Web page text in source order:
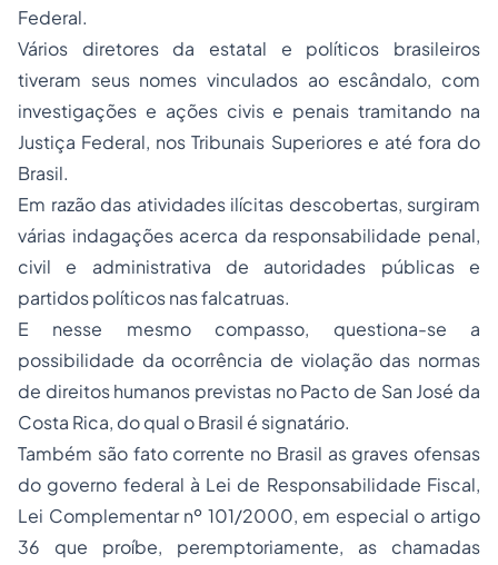
Federal.
Vários diretores da estatal e políticos brasileiros
tiveram seus nomes vinculados ao escândalo, com
investigações e ações civis e penais tramitando na
Justiça Federal, nos Tribunais Superiores e até fora do
Brasil.
Em razão das atividades ilícitas descobertas, surgiram
várias indagações acerca da responsabilidade penal,
civil e administrativa de autoridades públicas e
partidos políticos nas falcatruas.
E nesse mesmo compasso, questiona-se a
possibilidade da ocorrência de violação das normas
de direitos humanos previstas no Pacto de San José da
Costa Rica, do qual o Brasil é signatário.
Também são fato corrente no Brasil as graves ofensas
do governo federal à Lei de Responsabilidade Fiscal,
Lei Complementar nº 101/2000, em especial o artigo
36 que proíbe, peremptoriamente, as chamadas